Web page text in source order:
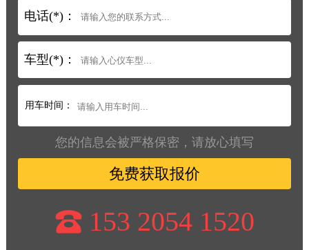
电话(*)：
车型(*)：
用车时间：
您的信息会被严格保密，请放心填写
免费获取报价
153 2054 1520